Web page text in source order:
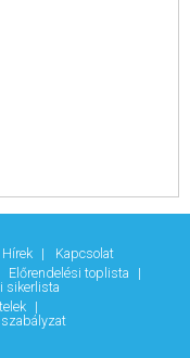
Hírek
Kapcsolat
Előrendelési toplista
sikerlista